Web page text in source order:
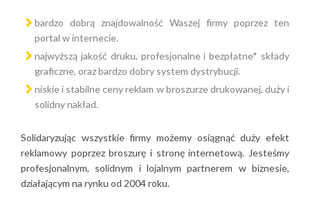
bardzo dobrą znajdowalność Waszej firmy poprzez ten
portal w internecie.
najwyższą jakość druku, profesjonalne i bezpłatne* składy
graficzne, oraz bardzo dobry system dystrybucji.
niskie i stabilne ceny reklam w broszurze drukowanej, duży i
solidny nakład.
Solidaryzując wszystkie firmy możemy osiągnąć duży efekt
reklamowy poprzez broszurę i stronę internetową. Jesteśmy
profesjonalnym, solidnym i lojalnym partnerem w biznesie,
działającym na rynku od 2004 roku.